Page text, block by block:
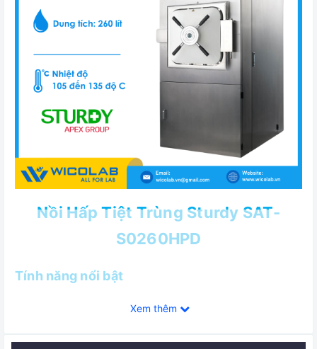
Nồi Hấp Tiệt Trùng Sturdy SAT-
S0260HPD
Tính năng nổi bật
Xem thêm